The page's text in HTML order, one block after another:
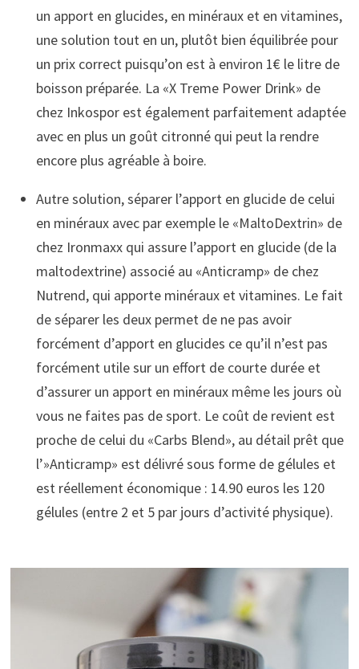
un apport en glucides, en minéraux et en vitamines,
une solution tout en un, plutôt bien équilibrée pour
un prix correct puisqu’on est à environ 1€ le litre de
boisson préparée. La «X Treme Power Drink» de
chez Inkospor est également parfaitement adaptée
avec en plus un goût citronné qui peut la rendre
encore plus agréable à boire.
Autre solution, séparer l’apport en glucide de celui
en minéraux avec par exemple le «MaltoDextrin» de
chez Ironmaxx qui assure l’apport en glucide (de la
maltodextrine) associé au «Anticramp» de chez
Nutrend, qui apporte minéraux et vitamines. Le fait
de séparer les deux permet de ne pas avoir
forcément d’apport en glucides ce qu’il n’est pas
forcément utile sur un effort de courte durée et
d’assurer un apport en minéraux même les jours où
vous ne faites pas de sport. Le coût de revient est
proche de celui du «Carbs Blend», au détail prêt que
l’»Anticramp» est délivré sous forme de gélules et
est réellement économique : 14.90 euros les 120
gélules (entre 2 et 5 par jours d’activité physique).